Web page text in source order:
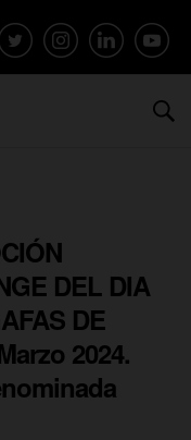
DEL DIA
DE
2024.